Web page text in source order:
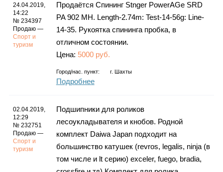
Фотогалерея
24.04.2019,
14:22
№ 234397
Продаю —
Спорт и
туризм
Продаётся Спининг Stnger PowerAGe SRD
PA 902 MH. Length-2.74m: Test-14-56g: Line-
14-35. Рукоятка спининга пробка, в
отличном состоянии.
Цена: 5000 руб.
Город/нас. пункт: г. Шахты
Подробнее
02.04.2019,
12:29
№ 232751
Продаю —
Спорт и
туризм
Подшипники для роликов
лесоукладывателя и кнобов. Родной
комплект Daiwa Japan подходит на
большинство катушек (revros, legalis, ninja (в
том числе и lt серию) exceler, fuego, bradia,